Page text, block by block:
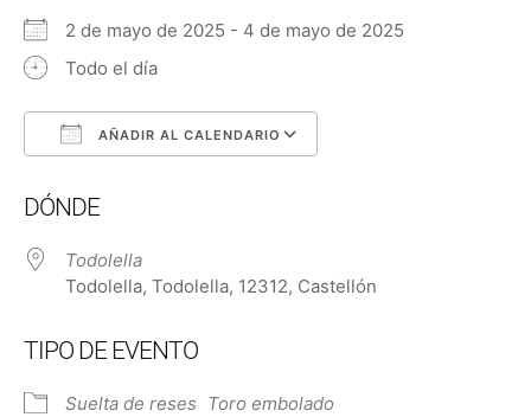
2 de mayo de 2025 - 4 de mayo de 2025
Todo el día
AÑADIR AL CALENDARIO
DÓNDE
Todolella
Todolella, Todolella, 12312, Castellón
TIPO DE EVENTO
Suelta de reses Toro embolado